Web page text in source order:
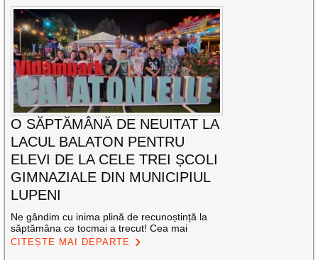
O SĂPTĂMÂNĂ DE NEUITAT LA
LACUL BALATON PENTRU
ELEVI DE LA CELE TREI ȘCOLI
GIMNAZIALE DIN MUNICIPIUL
LUPENI
Ne gândim cu inima plină de recunoștință la
săptămâna ce tocmai a trecut! Cea mai
CITEȘTE MAI DEPARTE